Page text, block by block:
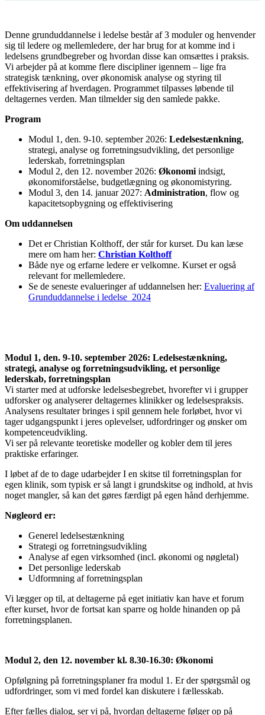
Denne grunduddannelse i ledelse består af 3 moduler og henvender
sig til ledere og mellemledere, der har brug for at komme ind i
ledelsens grundbegreber og hvordan disse kan omsættes i praksis.
Vi arbejder på at komme flere discipliner igennem – lige fra
strategisk tænkning, over økonomisk analyse og styring til
effektivisering af hverdagen. Programmet tilpasses løbende til
deltagernes verden. Man tilmelder sig den samlede pakke.
Program
Modul 1, den. 9-10. september 2026: Ledelsestænkning,
strategi, analyse og forretningsudvikling, det personlige
lederskab, forretningsplan
Modul 2, den 12. november 2026: Økonomi indsigt,
økonomiforståelse, budgetlægning og økonomistyring.
Modul 3, den 14. januar 2027: Administration, flow og
kapacitetsopbygning og effektivisering
Om uddannelsen
Det er Christian Kolthoff, der står for kurset. Du kan læse
mere om ham her: Christian Kolthoff
Både nye og erfarne ledere er velkomne. Kurset er også
relevant for mellemledere.
Se de seneste evalueringer af uddannelsen her: Evaluering af
Grunduddannelse i ledelse_2024
Modul 1, den. 9-10. september 2026: Ledelsestænkning,
strategi, analyse og forretningsudvikling, et personlige
lederskab, forretningsplan
Vi starter med at udforske ledelsesbegrebet, hvorefter vi i grupper
udforsker og analyserer deltagernes klinikker og ledelsespraksis.
Analysens resultater bringes i spil gennem hele forløbet, hvor vi
tager udgangspunkt i jeres oplevelser, udfordringer og ønsker om
kompetenceudvikling.
Vi ser på relevante teoretiske modeller og kobler dem til jeres
praktiske erfaringer.
I løbet af de to dage udarbejderI en skitse til forretningsplan for
egen klinik, som typisk er så langt i grundskitse og indhold, at hvis
noget mangler, så kan det gøres færdigt på egen hånd derhjemme.
Nøgleord er:
Generel ledelsestænkning
Strategi og forretningsudvikling
Analyse af egen virksomhed (incl. økonomi og nøgletal)
Det personlige lederskab
Udformning af forretningsplan
Vi lægger op til, at deltagerne på eget initiativ kan have et forum
efter kurset, hvor de fortsat kan sparre og holde hinanden op på
forretningsplanen.
Modul 2, den 12. november kl. 8.30-16.30: Økonomi
Opfølgning på forretningsplaner fra modul 1. Er der spørgsmål og
udfordringer, som vi med fordel kan diskutere i fællesskab.
Efter fælles dialog, ser vi på, hvordan deltagerne følger op på